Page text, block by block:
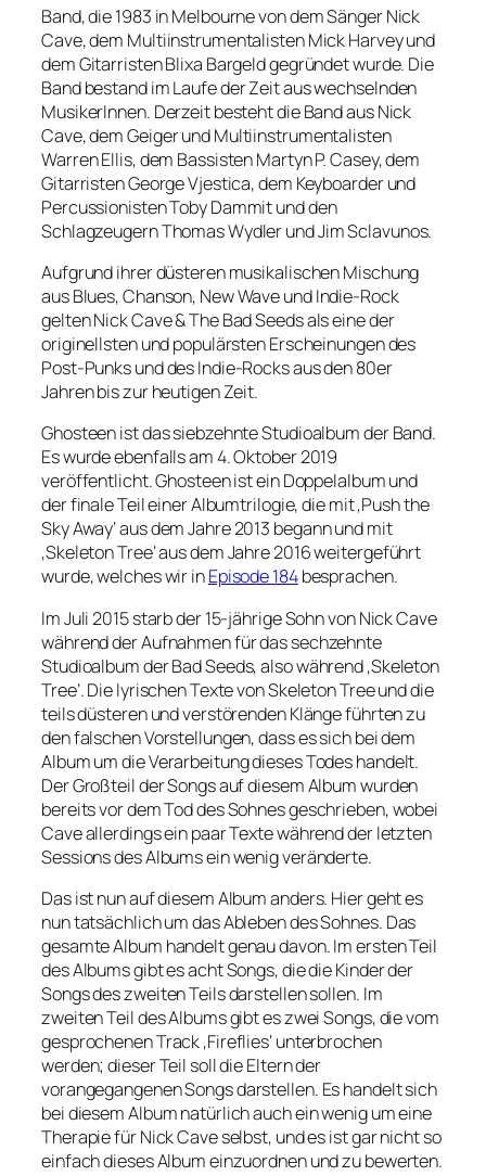
Band, die 1983 in Melbourne von dem Sänger Nick
Cave, dem Multiinstrumentalisten Mick Harvey und
dem Gitarristen Blixa Bargeld gegründet wurde. Die
Band bestand im Laufe der Zeit aus wechselnden
MusikerInnen. Derzeit besteht die Band aus Nick
Cave, dem Geiger und Multiinstrumentalisten
Warren Ellis, dem Bassisten Martyn P. Casey, dem
Gitarristen George Vjestica, dem Keyboarder und
Percussionisten Toby Dammit und den
Schlagzeugern Thomas Wydler und Jim Sclavunos.
Aufgrund ihrer düsteren musikalischen Mischung
aus Blues, Chanson, New Wave und Indie-Rock
gelten Nick Cave & The Bad Seeds als eine der
originellsten und populärsten Erscheinungen des
Post-Punks und des Indie-Rocks aus den 80er
Jahren bis zur heutigen Zeit.
Ghosteen ist das siebzehnte Studioalbum der Band.
Es wurde ebenfalls am 4. Oktober 2019
veröffentlicht. Ghosteen ist ein Doppelalbum und
der finale Teil einer Albumtrilogie, die mit ‚Push the
Sky Away‘ aus dem Jahre 2013 begann und mit
‚Skeleton Tree‘ aus dem Jahre 2016 weitergeführt
wurde, welches wir inEpisode 184besprachen.
Im Juli 2015 starb der 15-jährige Sohn von Nick Cave
während der Aufnahmen für das sechzehnte
Studioalbum der Bad Seeds, also während ‚Skeleton
Tree‘. Die lyrischen Texte von Skeleton Tree und die
teils düsteren und verstörenden Klänge führten zu
den falschen Vorstellungen, dass es sich bei dem
Album um die Verarbeitung dieses Todes handelt.
Der Großteil der Songs auf diesem Album wurden
bereits vor dem Tod des Sohnes geschrieben, wobei
Cave allerdings ein paar Texte während der letzten
Sessions des Albums ein wenig veränderte.
Das ist nun auf diesem Album anders. Hier geht es
nun tatsächlich um das Ableben des Sohnes. Das
gesamte Album handelt genau davon. Im ersten Teil
des Albums gibt es acht Songs, die die Kinder der
Songs des zweiten Teils darstellen sollen. Im
zweiten Teil des Albums gibt es zwei Songs, die vom
gesprochenen Track ‚Fireflies‘ unterbrochen
werden; dieser Teil soll die Eltern der
vorangegangenen Songs darstellen. Es handelt sich
bei diesem Album natürlich auch ein wenig um eine
Therapie für Nick Cave selbst, und es ist gar nicht so
einfach dieses Album einzuordnen und zu bewerten.